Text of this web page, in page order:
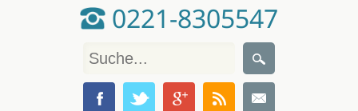
0221-8305547